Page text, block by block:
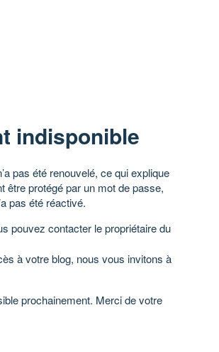
indisponible
pas été renouvelé, ce qui explique
être protégé par un mot de passe,
pas été réactivé.
pouvez contacter le propriétaire du
à votre blog, nous vous invitons à
prochainement. Merci de votre